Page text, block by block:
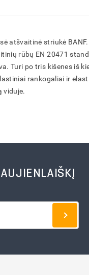
atšvaitinė striukė
rūbų EN 20471
Turi po tris kišenes iš
rankogaliai ir
viduje.